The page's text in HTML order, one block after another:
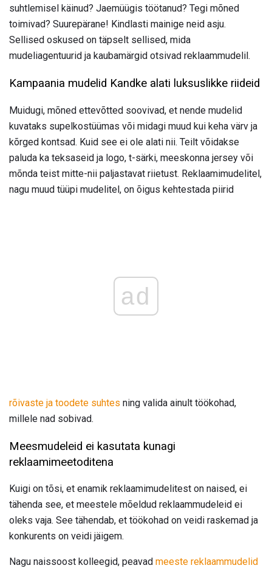
suhtlemisel käinud? Jaemüügis töötanud? Tegi mõned
toimivad? Suurepärane! Kindlasti mainige neid asju.
Sellised oskused on täpselt sellised, mida
mudeliagentuurid ja kaubamärgid otsivad reklaammudelil.
Kampaania mudelid Kandke alati luksuslikke riideid
Muidugi, mõned ettevõtted soovivad, et nende mudelid
kuvataks supelkostüümas või midagi muud kui keha värv ja
kõrged kontsad. Kuid see ei ole alati nii. Teilt võidakse
paluda ka teksaseid ja logo, t-särki, meeskonna jersey või
mõnda teist mitte-nii paljastavat riietust. Reklaamimudelitel,
nagu muud tüüpi mudelitel, on õigus kehtestada piirid
ad
rõivaste ja toodete suhtes ning valida ainult töökohad,
millele nad sobivad.
Meesmudeleid ei kasutata kunagi
reklaamimeetoditena
Kuigi on tõsi, et enamik reklaamimudelitest on naised, ei
tähenda see, et meestele mõeldud reklaammudeleid ei
oleks vaja. See tähendab, et töökohad on veidi raskemad ja
konkurents on veidi jäigem.
Nagu naissoost kolleegid, peavad meeste reklaammudelid